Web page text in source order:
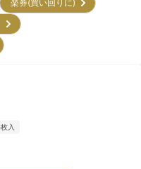
楽券(買い回りに)
)
枚入